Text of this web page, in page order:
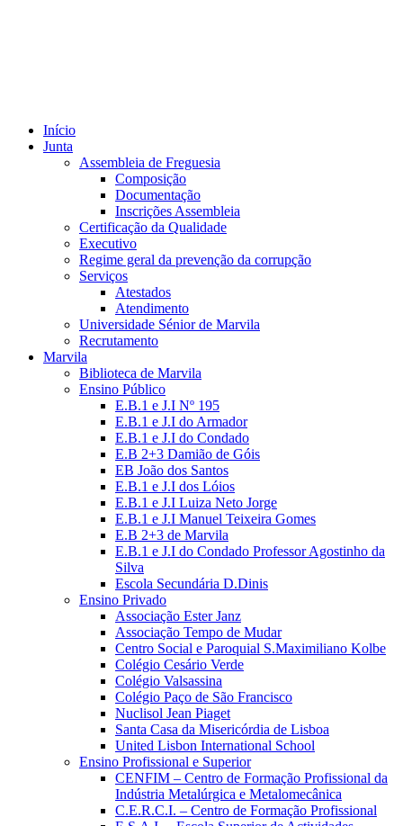
Início
Junta
Assembleia de Freguesia
Composição
Documentação
Inscrições Assembleia
Certificação da Qualidade
Executivo
Regime geral da prevenção da corrupção
Serviços
Atestados
Atendimento
Universidade Sénior de Marvila
Recrutamento
Marvila
Biblioteca de Marvila
Ensino Público
E.B.1 e J.I Nº 195
E.B.1 e J.I do Armador
E.B.1 e J.I do Condado
E.B 2+3 Damião de Góis
EB João dos Santos
E.B.1 e J.I dos Lóios
E.B.1 e J.I Luiza Neto Jorge
E.B.1 e J.I Manuel Teixeira Gomes
E.B 2+3 de Marvila
E.B.1 e J.I do Condado Professor Agostinho da
Silva
Escola Secundária D.Dinis
Ensino Privado
Associação Ester Janz
Associação Tempo de Mudar
Centro Social e Paroquial S.Maximiliano Kolbe
Colégio Cesário Verde
Colégio Valsassina
Colégio Paço de São Francisco
Nuclisol Jean Piaget
Santa Casa da Misericórdia de Lisboa
United Lisbon International School
Ensino Profissional e Superior
CENFIM – Centro de Formação Profissional da
Indústria Metalúrgica e Metalomecânica
C.E.R.C.I. – Centro de Formação Profissional